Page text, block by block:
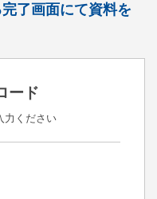
了画面にて資料を
ード
力ください